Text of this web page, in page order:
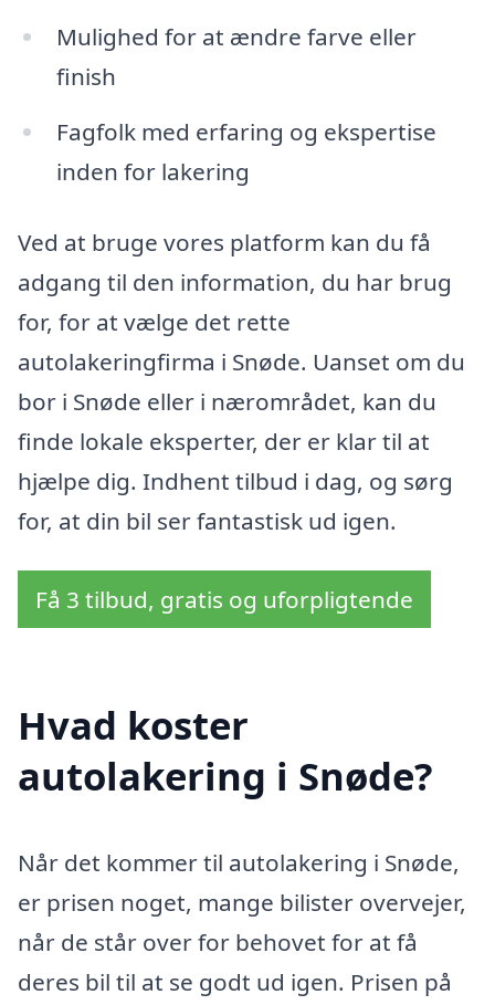
Mulighed for at ændre farve eller
finish
Fagfolk med erfaring og ekspertise
inden for lakering
Ved at bruge vores platform kan du få
adgang til den information, du har brug
for, for at vælge det rette
autolakeringfirma i Snøde. Uanset om du
bor i Snøde eller i nærområdet, kan du
finde lokale eksperter, der er klar til at
hjælpe dig. Indhent tilbud i dag, og sørg
for, at din bil ser fantastisk ud igen.
Få 3 tilbud, gratis og uforpligtende
Hvad koster
autolakering i Snøde?
Når det kommer til autolakering i Snøde,
er prisen noget, mange bilister overvejer,
når de står over for behovet for at få
deres bil til at se godt ud igen. Prisen på